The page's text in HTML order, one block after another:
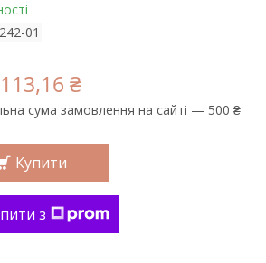
01
113,16 ₴
сума замовлення на сайті — 500 ₴
Купити
з